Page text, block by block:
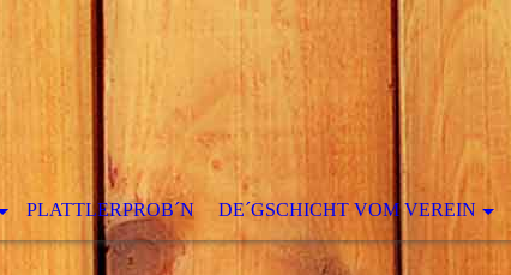
PLATTLERPROB´N DE´GSCHICHT VOM VEREIN